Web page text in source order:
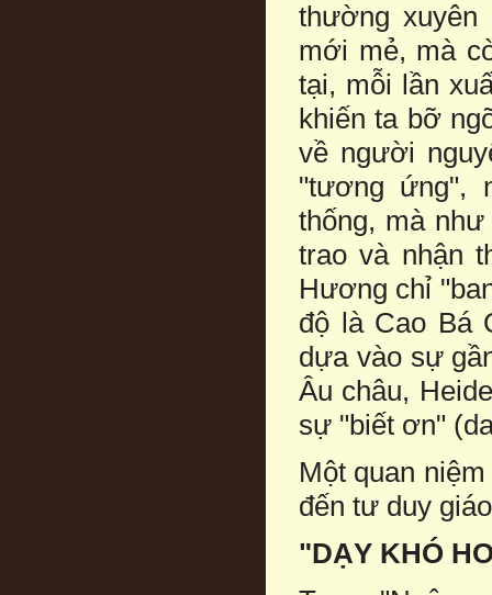
thường
mới mẻ, mà
tại, mỗi lần
khiến ta bỡ
về người
"tương ứng",
thống, mà
trao và nhận
Hương chỉ
độ là Cao Bá
dựa vào sự
Âu châu,
sự "biết ơn"
Một quan
đến tư duy
"DẠY KHÓ